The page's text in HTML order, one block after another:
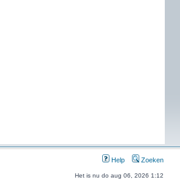
Help Zoeken
Het is nu do aug 06, 2026 1:12